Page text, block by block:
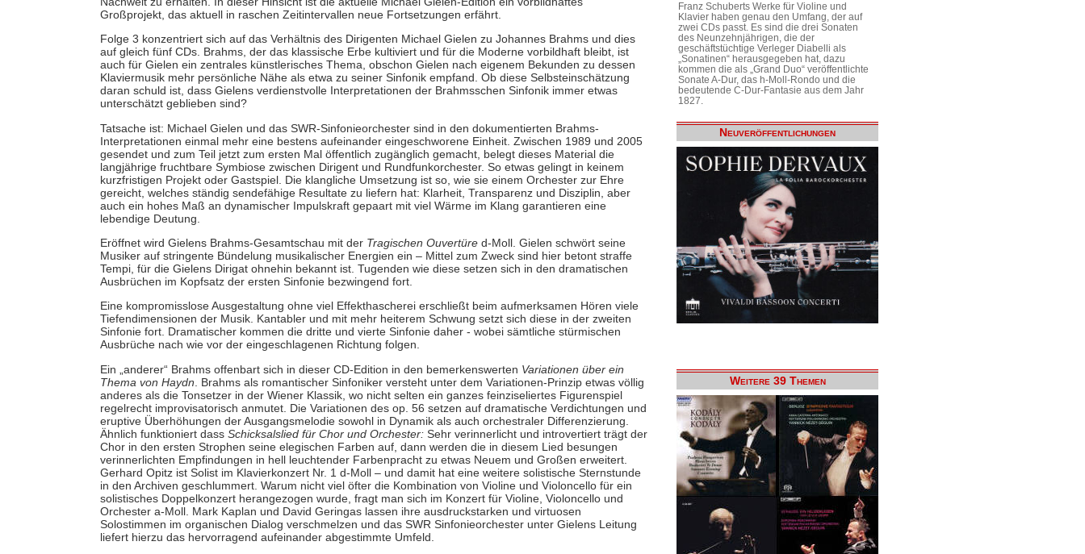
Großprojekt, das aktuell in raschen Zeitintervallen neue Fortsetzungen erfährt.
Folge 3 konzentriert sich auf das Verhältnis des Dirigenten Michael Gielen zu Johannes Brahms und dies
auf gleich fünf CDs. Brahms, der das klassische Erbe kultiviert und für die Moderne vorbildhaft bleibt, ist
auch für Gielen ein zentrales künstlerisches Thema, obschon Gielen nach eigenem Bekunden zu dessen
Klaviermusik mehr persönliche Nähe als etwa zu seiner Sinfonik empfand. Ob diese Selbsteinschätzung
daran schuld ist, dass Gielens verdienstvolle Interpretationen der Brahmsschen Sinfonik immer etwas
unterschätzt geblieben sind?
Tatsache ist: Michael Gielen und das SWR-Sinfonieorchester sind in den dokumentierten Brahms-
Interpretationen einmal mehr eine bestens aufeinander eingeschworene Einheit. Zwischen 1989 und 2005
gesendet und zum Teil jetzt zum ersten Mal öffentlich zugänglich gemacht, belegt dieses Material die
langjährige fruchtbare Symbiose zwischen Dirigent und Rundfunkorchester. So etwas gelingt in keinem
kurzfristigen Projekt oder Gastspiel. Die klangliche Umsetzung ist so, wie sie einem Orchester zur Ehre
gereicht, welches ständig sendefähige Resultate zu liefern hat: Klarheit, Transparenz und Disziplin, aber
auch ein hohes Maß an dynamischer Impulskraft gepaart mit viel Wärme im Klang garantieren eine
lebendige Deutung.
Eröffnet wird Gielens Brahms-Gesamtschau mit der Tragischen Ouvertüred-Moll. Gielen schwört seine
Musiker auf stringente Bündelung musikalischer Energien ein – Mittel zum Zweck sind hier betont straffe
Tempi, für die Gielens Dirigat ohnehin bekannt ist. Tugenden wie diese setzen sich in den dramatischen
Ausbrüchen im Kopfsatz der ersten Sinfonie bezwingend fort.
Eine kompromisslose Ausgestaltung ohne viel Effekthascherei erschließt beim aufmerksamen Hören viele
Tiefendimensionen der Musik. Kantabler und mit mehr heiterem Schwung setzt sich diese in der zweiten
Sinfonie fort. Dramatischer kommen die dritte und vierte Sinfonie daher - wobei sämtliche stürmischen
Ausbrüche nach wie vor der eingeschlagenen Richtung folgen.
Ein „anderer“ Brahms offenbart sich in dieser CD-Edition in den bemerkenswerten Variationen über ein
Thema von Haydn . Brahms als romantischer Sinfoniker versteht unter dem Variationen-Prinzip etwas völlig
anderes als die Tonsetzer in der Wiener Klassik, wo nicht selten ein ganzes feinziseliertes Figurenspiel
regelrecht improvisatorisch anmutet. Die Variationen des op. 56 setzen auf dramatische Verdichtungen und
eruptive Überhöhungen der Ausgangsmelodie sowohl in Dynamik als auch orchestraler Differenzierung.
Ähnlich funktioniert dass Schicksalslied für Chor und Orchester:Sehr verinnerlicht und introvertiert trägt der
Chor in den ersten Strophen seine elegischen Farben auf, dann werden die in diesem Lied besungen
verinnerlichten Empfindungen in hell leuchtender Farbenpracht zu etwas Neuem und Großen erweitert.
Gerhard Opitz ist Solist im Klavierkonzert Nr. 1 d-Moll – und damit hat eine weitere solistische Sternstunde
in den Archiven geschlummert. Warum nicht viel öfter die Kombination von Violine und Violoncello für ein
solistisches Doppelkonzert herangezogen wurde, fragt man sich im Konzert für Violine, Violoncello und
Orchester a-Moll. Mark Kaplan und David Geringas lassen ihre ausdruckstarken und virtuosen
Solostimmen im organischen Dialog verschmelzen und das SWR Sinfonieorchester unter Gielens Leitung
liefert hierzu das hervorragend aufeinander abgestimmte Umfeld.
Franz Schuberts Werke für Violine und
Klavier haben genau den Umfang, der auf
zwei CDs passt. Es sind die drei Sonaten
des Neunzehnjährigen, die der
geschäftstüchtige Verleger Diabelli als
„Sonatinen“ herausgegeben hat, dazu
kommen die als „Grand Duo“ veröffentlichte
Sonate A-Dur, das h-Moll-Rondo und die
bedeutende C-Dur-Fantasie aus dem Jahr
1827.
Neuveröffentlichungen
Weitere 39 Themen